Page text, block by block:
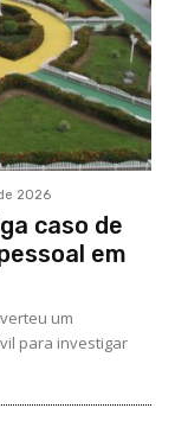
2026
caso de
em
um
para investigar